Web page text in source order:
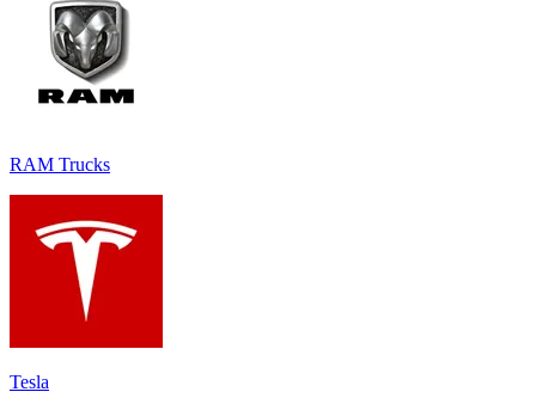
RAM Trucks
Tesla